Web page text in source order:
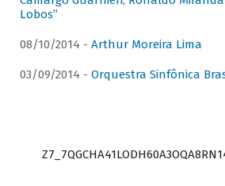
Lobos”
08/10/2014 - Arthur Moreira Lima
03/09/2014 - Orquestra Sinfônica